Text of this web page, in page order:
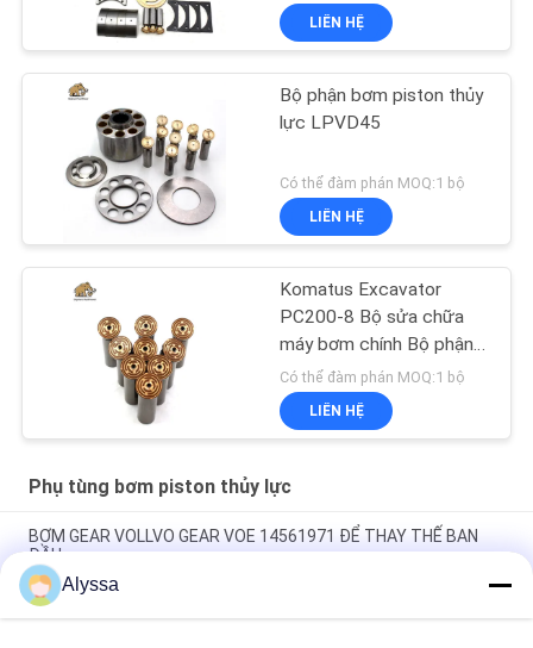
LIÊN HỆ
Bộ phận bơm piston thủy
lực LPVD45
Có thể đàm phán MOQ:1 bộ
LIÊN HỆ
Komatus Excavator
PC200-8 Bộ sửa chữa
máy bơm chính Bộ phận
máy bơm thủy lực Máy
bơm piston Dịch vụ sửa
chữa bảo trì
Có thể đàm phán MOQ:1 bộ
LIÊN HỆ
Phụ tùng bơm piston thủy lực
BƠM GEAR VOLLVO GEAR VOE 14561971 ĐỂ THAY THẾ BAN
ĐẦU
BƠM GEAR VOLLVO GEAR VOE 14537295 ĐỂ THAY THẾ BAN
ĐẦU
Alyssa